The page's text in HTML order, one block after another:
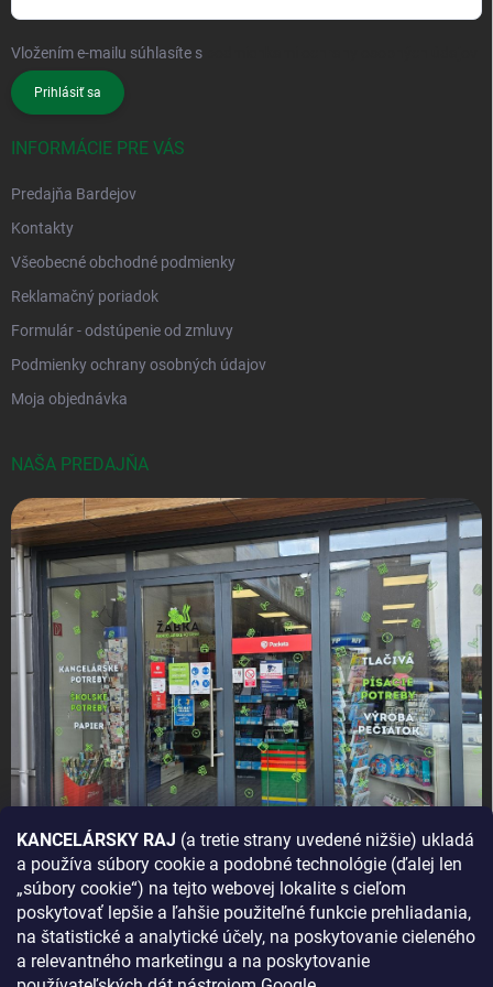
KANCELÁRSKY RAJ (a tretie strany uvedené nižšie) ukladá
a používa súbory cookie a podobné technológie (ďalej len
„súbory cookie“) na tejto webovej lokalite s cieľom
poskytovať lepšie a ľahšie použiteľné funkcie prehliadania,
na štatistické a analytické účely, na poskytovanie cieleného
a relevantného marketingu a na poskytovanie
Vložením e-mailu súhlasíte s
Prihlásiť sa
INFORMÁCIE PRE VÁS
Predajňa Bardejov
Kontakty
Všeobecné obchodné podmienky
Reklamačný poriadok
Formulár - odstúpenie od zmluvy
Podmienky ochrany osobných údajov
Moja objednávka
NAŠA PREDAJŇA
AKO SA K NÁM DOSTANETE?